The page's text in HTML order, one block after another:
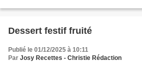
Dessert festif fruité
Publié le 01/12/2025 à 10:11
Par Josy Recettes - Christie Rédaction